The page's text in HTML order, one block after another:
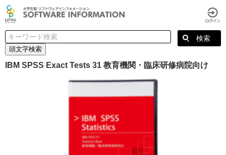
頭文字検索
IBM SPSS Exact Tests 31 教育機関・臨床研修病院向け